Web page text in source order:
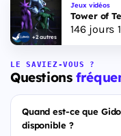
+2 autres
Jeux vidéos
Tower of
146jours
LE SAVIEZ-VOUS ?
Questions
Quand est-ce que
disponible ?